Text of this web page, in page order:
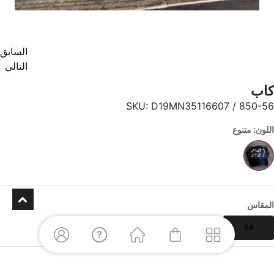
السابق
التالي
كاب
SKU: D19MN35116607 / 850-56
اللون: متنوع
المقاس
56